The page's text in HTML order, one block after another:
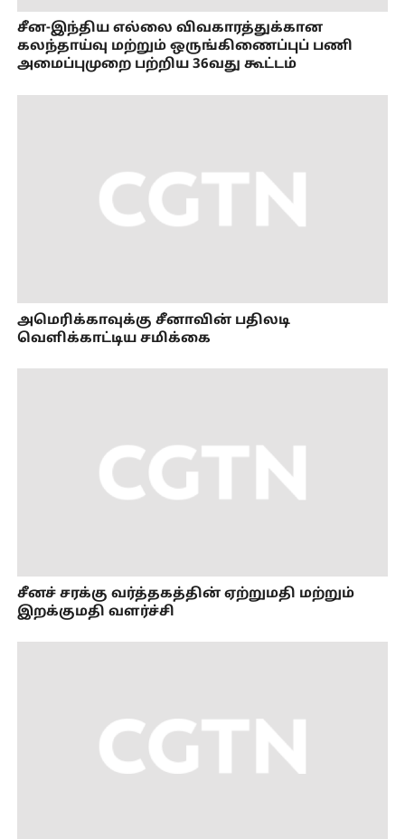
சீன-இந்திய எல்லை விவகாரத்துக்கான
கலந்தாய்வு மற்றும் ஒருங்கிணைப்புப் பணி
அமைப்புமுறை பற்றிய 36வது கூட்டம்
அமெரிக்காவுக்கு சீனாவின் பதிலடி
வெளிக்காட்டிய சமிக்கை
சீனச் சரக்கு வர்த்தகத்தின் ஏற்றுமதி மற்றும்
இறக்குமதி வளர்ச்சி